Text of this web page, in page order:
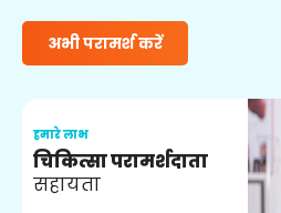
अभी परामर्श करें
हमारे लाभ
चिकित्सा परामर्शदाता
सहायता